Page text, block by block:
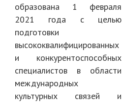
образована 1 февраля
2021 года с целью
подготовки
высококвалифицированных
и конкурентоспособных
специалистов в области
международных
культурных связей и